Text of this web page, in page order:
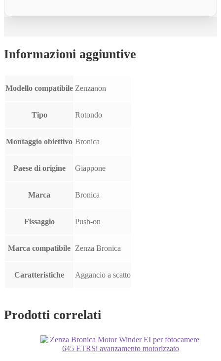
Informazioni aggiuntive
Modello compatibile Zenzanon
Tipo Rotondo
Montaggio obiettivo Bronica
Paese di origine Giappone
Marca Bronica
Fissaggio Push-on
Marca compatibile Zenza Bronica
Caratteristiche Aggancio a scatto
Prodotti correlati